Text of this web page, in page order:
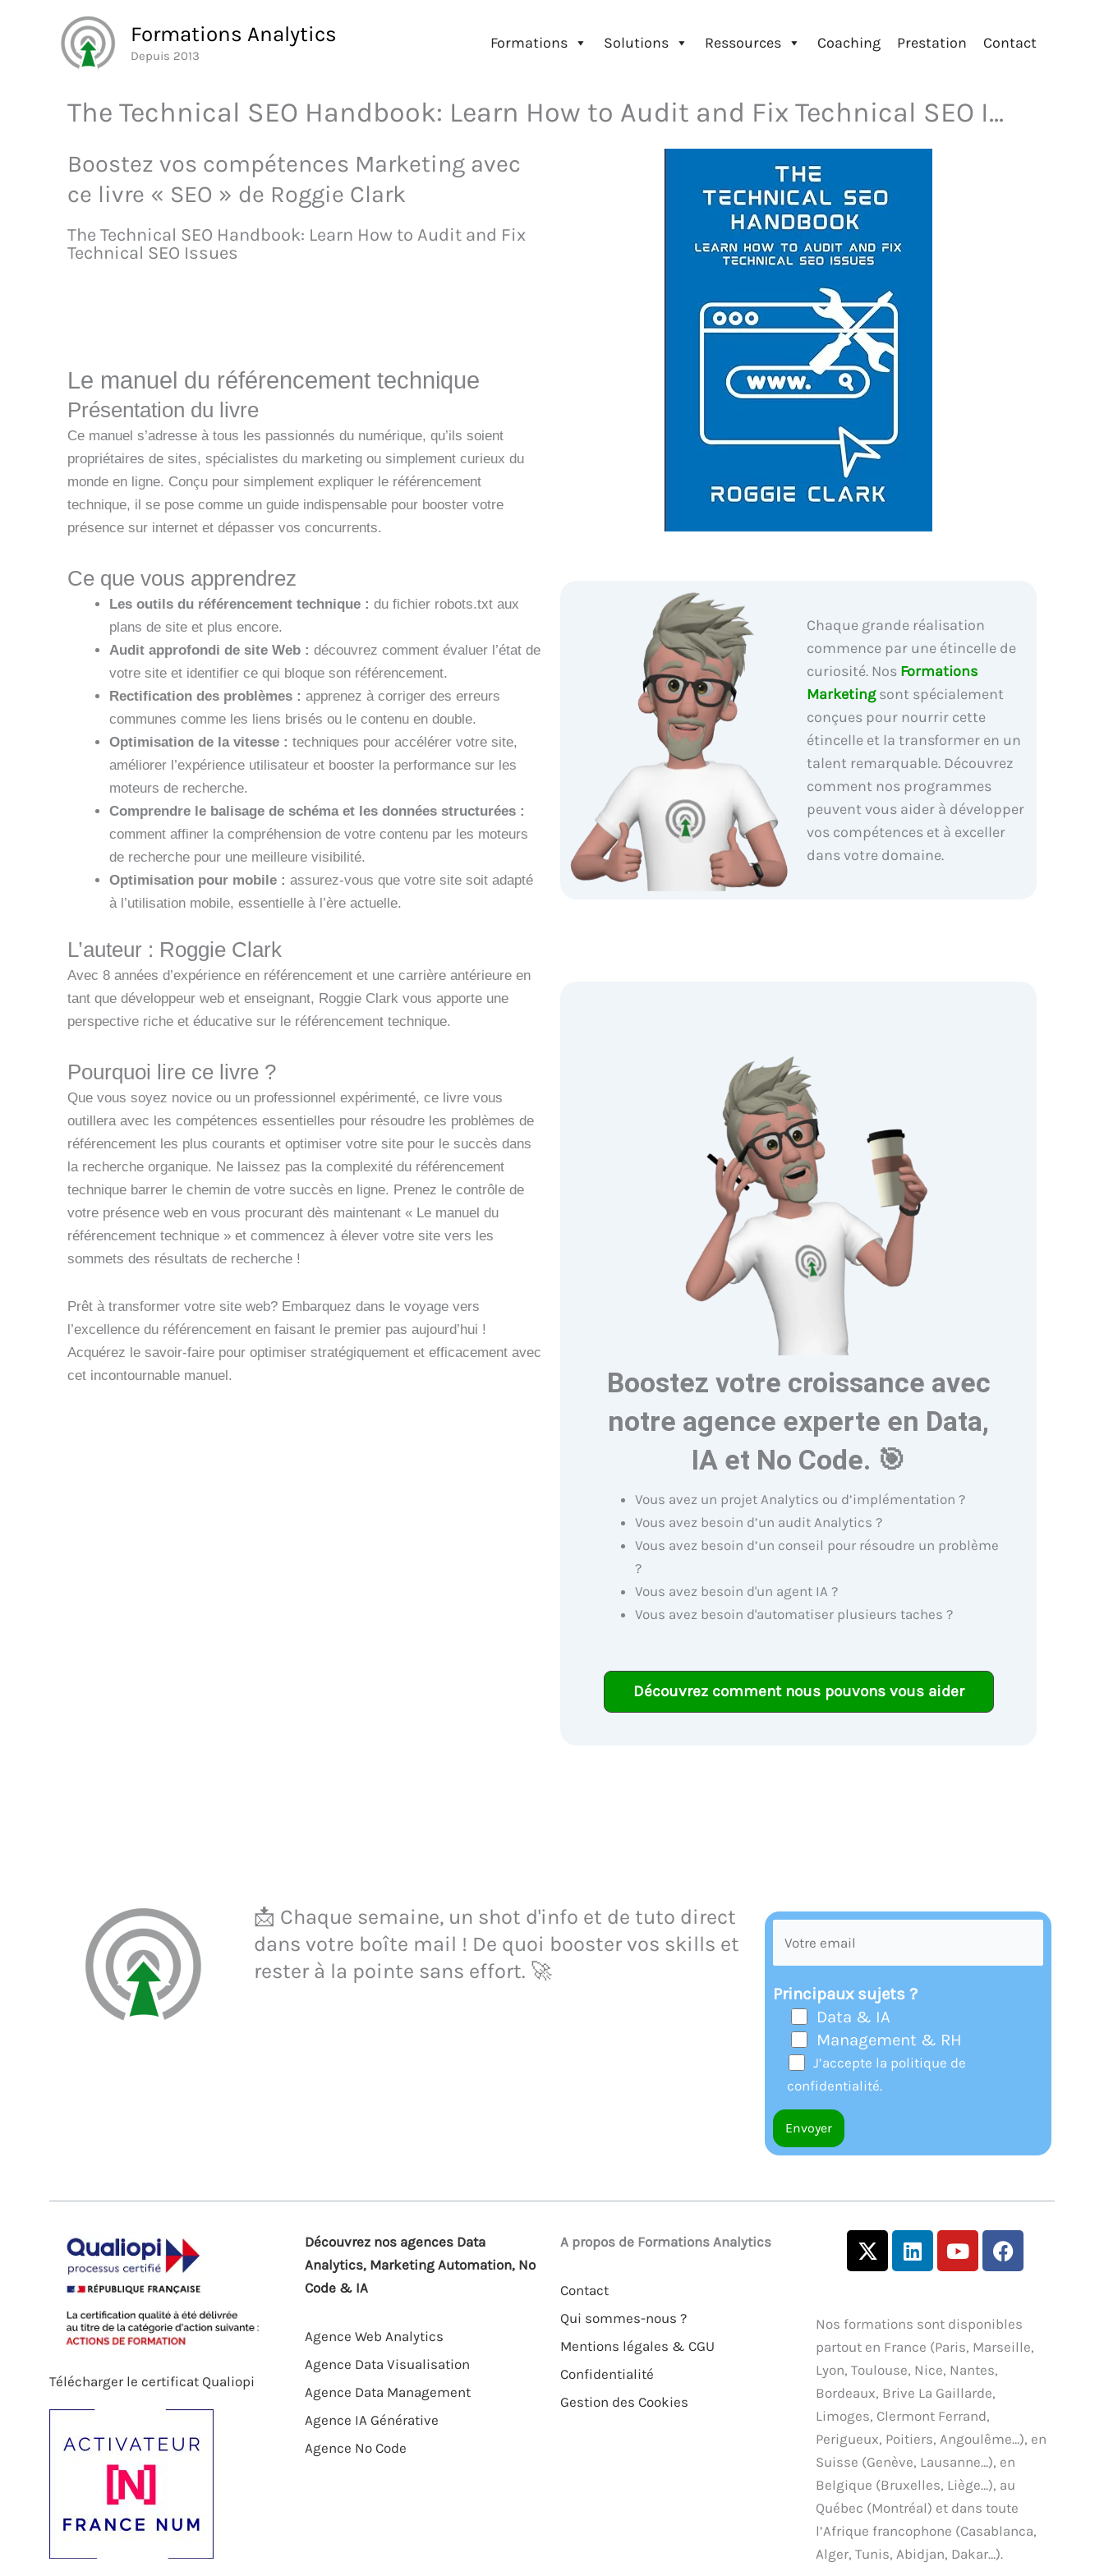
Formations Analytics
Depuis 2013
Formations Solutions Ressources Coaching Prestation Contact
The Technical SEO Handbook: Learn How to Audit and Fix Technical SEO I...
Boostez vos compétences Marketing avec
ce livre « SEO » de Roggie Clark
The Technical SEO Handbook: Learn How to Audit and Fix
Technical SEO Issues
Le manuel du référencement technique
Présentation du livre
Ce manuel s’adresse à tous les passionnés du numérique, qu’ils soient
propriétaires de sites, spécialistes du marketing ou simplement curieux du
monde en ligne. Conçu pour simplement expliquer le référencement
technique, il se pose comme un guide indispensable pour booster votre
présence sur internet et dépasser vos concurrents.
Ce que vous apprendrez
Les outils du référencement technique : du fichier robots.txt aux
plans de site et plus encore.
Audit approfondi de site Web : découvrez comment évaluer l’état de
votre site et identifier ce qui bloque son référencement.
Rectification des problèmes : apprenez à corriger des erreurs
communes comme les liens brisés ou le contenu en double.
Optimisation de la vitesse : techniques pour accélérer votre site,
améliorer l’expérience utilisateur et booster la performance sur les
moteurs de recherche.
Comprendre le balisage de schéma et les données structurées :
comment affiner la compréhension de votre contenu par les moteurs
de recherche pour une meilleure visibilité.
Optimisation pour mobile : assurez-vous que votre site soit adapté
à l’utilisation mobile, essentielle à l’ère actuelle.
L’auteur : Roggie Clark
Avec 8 années d’expérience en référencement et une carrière antérieure en
tant que développeur web et enseignant, Roggie Clark vous apporte une
perspective riche et éducative sur le référencement technique.
Pourquoi lire ce livre ?
Que vous soyez novice ou un professionnel expérimenté, ce livre vous
outillera avec les compétences essentielles pour résoudre les problèmes de
référencement les plus courants et optimiser votre site pour le succès dans
la recherche organique. Ne laissez pas la complexité du référencement
technique barrer le chemin de votre succès en ligne. Prenez le contrôle de
votre présence web en vous procurant dès maintenant « Le manuel du
référencement technique » et commencez à élever votre site vers les
sommets des résultats de recherche !
Prêt à transformer votre site web? Embarquez dans le voyage vers
l’excellence du référencement en faisant le premier pas aujourd’hui !
Acquérez le savoir-faire pour optimiser stratégiquement et efficacement avec
cet incontournable manuel.
Chaque grande réalisation
commence par une étincelle de
curiosité. Nos Formations
Marketingsont spécialement
conçues pour nourrir cette
étincelle et la transformer en un
talent remarquable. Découvrez
comment nos programmes
peuvent vous aider à développer
vos compétences et à exceller
dans votre domaine.
Boostez votre croissance avec
notre agence experte en Data,
IA et No Code. 🎯
Vous avez un projet Analytics ou d’implémentation ?
Vous avez besoin d’un audit Analytics ?
Vous avez besoin d’un conseil pour résoudre un problème
?
Vous avez besoin d'un agent IA ?
Vous avez besoin d'automatiser plusieurs taches ?
Découvrez comment nous pouvons vous aider
📩 Chaque semaine, un shot d'info et de tuto direct
dans votre boîte mail ! De quoi booster vos skills et
rester à la pointe sans effort. 🚀
Principaux sujets ?
Data & IA
Management & RH
J’accepte la politique de
confidentialité.
Télécharger le certificat Qualiopi
Découvrez nos agences Data
Analytics, Marketing Automation, No
Code & IA
Agence Web Analytics
Agence Data Visualisation
Agence Data Management
Agence IA Générative
Agence No Code
A propos de Formations Analytics
Contact
Qui sommes-nous ?
Mentions légales & CGU
Confidentialité
Gestion des Cookies
X
-
i
t
t
r
L
i
e
d
i
n
Y
o
u
b
e
F
a
b
o
Nos formations sont disponibles
partout en France (Paris, Marseille,
Lyon, Toulouse, Nice, Nantes,
Bordeaux, Brive La Gaillarde,
Limoges, Clermont Ferrand,
Perigueux, Poitiers, Angoulême…), en
Suisse (Genève, Lausanne…), en
Belgique (Bruxelles, Liège…), au
Québec (Montréal) et dans toute
l’Afrique francophone (Casablanca,
Alger, Tunis, Abidjan, Dakar…).